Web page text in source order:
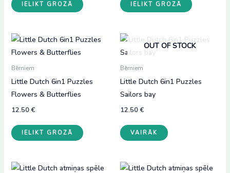
IELIKT GROZĀ IELIKT GROZĀ
Bērniem
Little Dutch 6in1 Puzzles
Flowers & Butterflies
12.50€
IELIKT GROZĀ
OUT OF STOCK
Bērniem
Little Dutch 6in1 Puzzles
Sailors bay
12.50€
VAIRĀK